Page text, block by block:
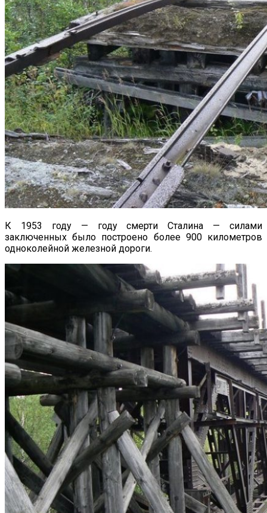
К 1953 году — году смерти Сталина — силами
заключенных было построено более 900 километров
одноколейной железной дороги.